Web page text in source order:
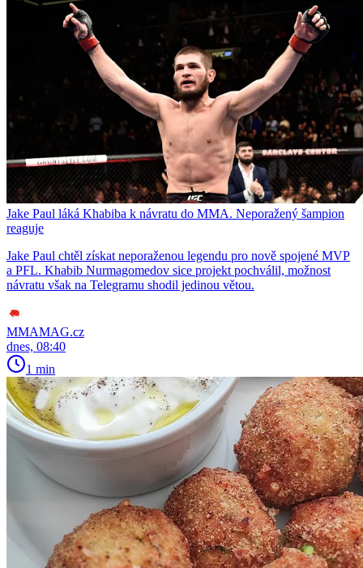
Jake Paul láká Khabiba k návratu do MMA. Neporažený šampion
reaguje
Jake Paul chtěl získat neporaženou legendu pro nově spojené MVP
a PFL. Khabib Nurmagomedov sice projekt pochválil, možnost
návratu však na Telegramu shodil jedinou větou.
MMAMAG.cz
dnes, 08:40
1 min